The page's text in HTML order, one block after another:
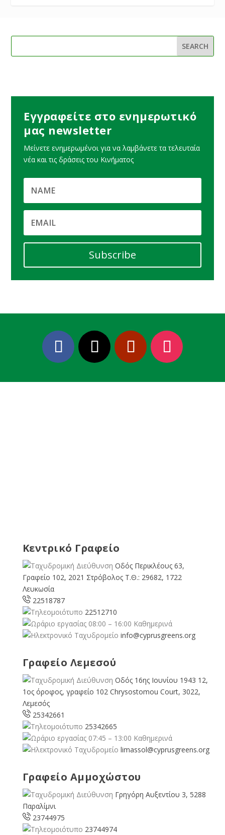
Εγγραφείτε στο ενημερωτικό
μας newsletter
Μείνετε ενημερωμένοι για να λαμβάνετε τα τελευταία
νέα και τις δράσεις του Κινήματος
Subscribe
Κεντρικό Γραφείο
Οδός Περικλέους 63,
Γραφείο 102, 2021 Στρόβολος Τ.Θ.: 29682, 1722
Λευκωσία
22518787
22512710
08:00 – 16:00 Καθημερινά
info@cyprusgreens.org
Γραφείο Λεμεσού
Οδός 16ης Ιουνίου 1943 12,
1ος όροφος, γραφείο 102 Chrysostomou Court, 3022,
Λεμεσός
25342661
25342665
07:45 – 13:00 Καθημερινά
limassol@cyprusgreens.org
Γραφείο Αμμοχώστου
Γρηγόρη Αυξεντίου 3, 5288
Παραλίμνι
23744975
23744974